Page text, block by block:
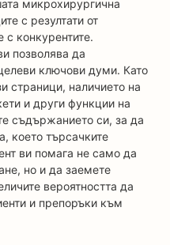
микрохирургична
с резултати от
с конкурентите.
позволява да
ключови думи. Като
страници, наличието на
и други функции на
съдържанието си, за да
което търсачките
ви помага не само да
но и да заемете
вероятността да
и препоръки към